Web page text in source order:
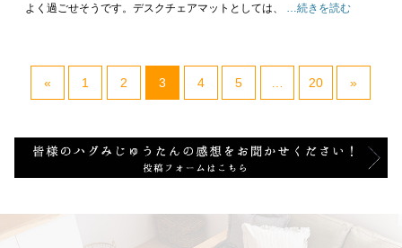
よく過ごせそうです。デスクチェアマットとしては、
…続きを読む
« 1 2 3 4 5 20 »